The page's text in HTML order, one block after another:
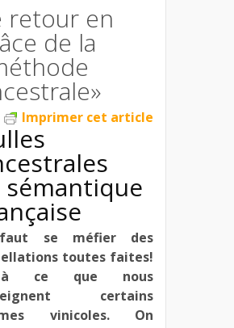
retour en
de la
Imprimer cet article
sémantique
se méfier des
toutes faites!
ce que nous
certains
vinicoles. On